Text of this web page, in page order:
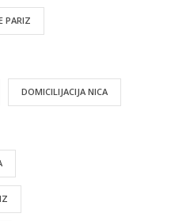
PARIZ
DOMICILIJACIJA NICA